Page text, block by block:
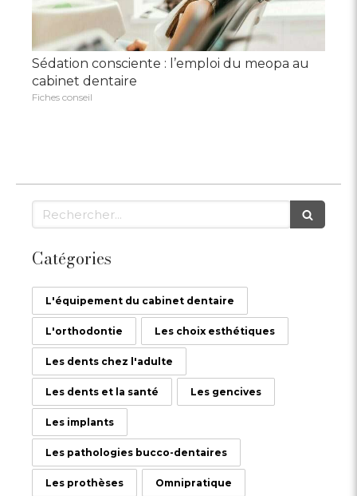
Sédation consciente : l’emploi du meopa au
cabinet dentaire
Fiches conseil
Rechercher
Catégories
L'équipement du cabinet dentaire
L'orthodontie Les choix esthétiques
Les dents chez l'adulte
Les dents et la santé Les gencives
Les implants
Les pathologies bucco-dentaires
Les prothèses Omnipratique